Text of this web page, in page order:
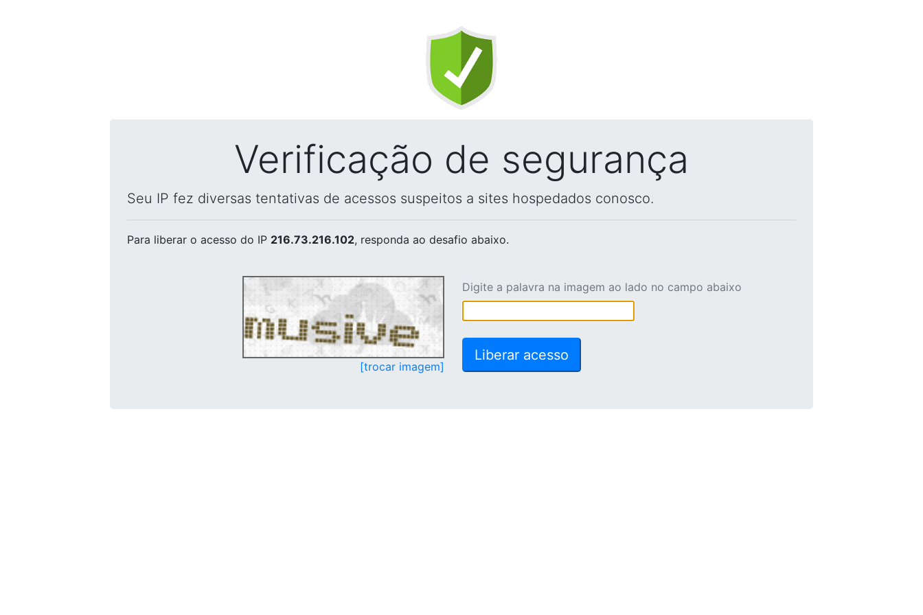
Verificação de segurança
Seu IP fez diversas tentativas de acessos suspeitos a sites hospedados conosco.
Para liberar o acesso do IP 216.73.216.102, responda ao desafio abaixo.
[trocar imagem]
Digite a palavra na imagem ao lado no campo abaixo